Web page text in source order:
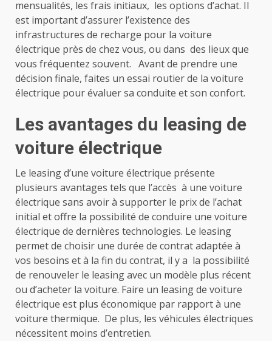
mensualités, les frais initiaux, les options d’achat. Il
est important d’assurer l’existence des
infrastructures de recharge pour la voiture
électrique près de chez vous, ou dans des lieux que
vous fréquentez souvent. Avant de prendre une
décision finale, faites un essai routier de la voiture
électrique pour évaluer sa conduite et son confort.
Les avantages du leasing de
voiture électrique
Le leasing d’une voiture électrique présente
plusieurs avantages tels que l’accès à une voiture
électrique sans avoir à supporter le prix de l’achat
initial et offre la possibilité de conduire une voiture
électrique de dernières technologies. Le leasing
permet de choisir une durée de contrat adaptée à
vos besoins et à la fin du contrat, il y a la possibilité
de renouveler le leasing avec un modèle plus récent
ou d’acheter la voiture. Faire un leasing de voiture
électrique est plus économique par rapport à une
voiture thermique. De plus, les véhicules électriques
nécessitent moins d’entretien.